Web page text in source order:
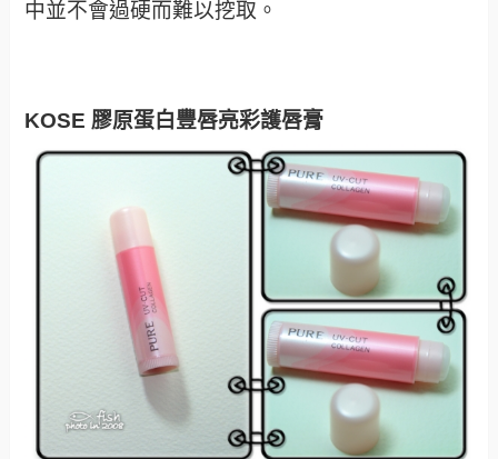
中並不會過硬而難以挖取。
KOSE 膠原蛋白豐唇亮彩護唇膏